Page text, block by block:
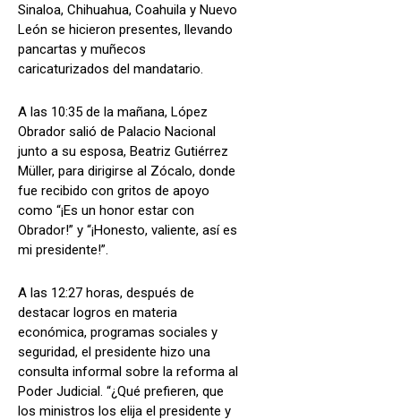
Sinaloa, Chihuahua, Coahuila y Nuevo
León se hicieron presentes, llevando
pancartas y muñecos
caricaturizados del mandatario.
A las 10:35 de la mañana, López
Obrador salió de Palacio Nacional
junto a su esposa, Beatriz Gutiérrez
Müller, para dirigirse al Zócalo, donde
fue recibido con gritos de apoyo
como “¡Es un honor estar con
Obrador!” y “¡Honesto, valiente, así es
mi presidente!”.
A las 12:27 horas, después de
destacar logros en materia
económica, programas sociales y
seguridad, el presidente hizo una
consulta informal sobre la reforma al
Poder Judicial. “¿Qué prefieren, que
los ministros los elija el presidente y